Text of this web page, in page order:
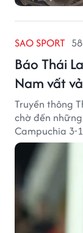
SAO SPORT
Báo Thái
Nam vất
Truyền thông
chờ đến
Campuchia 3-
Cup 2026.